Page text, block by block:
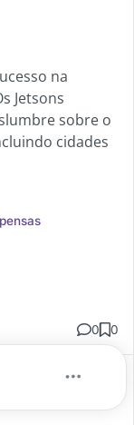
na
Jetsons
sobre o
cidades
0 0